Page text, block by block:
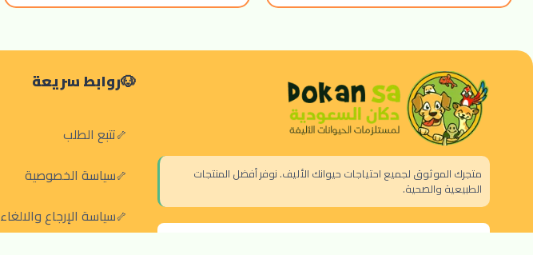
متجرك الموثوق لجميع احتياجات حيوانك الأليف. نوفر أفضل المنتجات
الطبيعية والصحية.
روابط سريعة
تتبع الطلب
سياسة الخصوصية
سياسة الإرجاع والالغاء